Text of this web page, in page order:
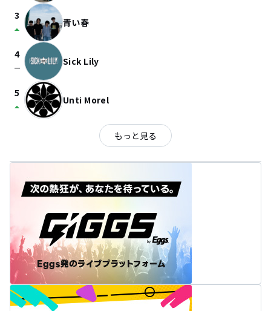
3
arrow_drop_up 青い春
4
check_indeterminate_small Sick Lily
5
arrow_drop_up Unti Morel
もっと見る